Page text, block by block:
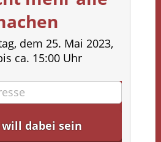
dem 25. Mai 2023,
ca. 15:00 Uhr